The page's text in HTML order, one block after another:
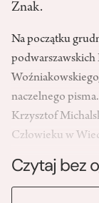
Znak.
Na początku
podwarszawskich
naczelnego
Krzysztof
Człowieku w
Czytaj bez